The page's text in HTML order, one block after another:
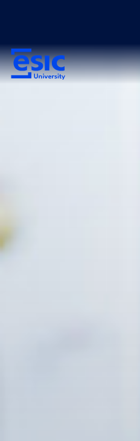
內
容
主
導
覽